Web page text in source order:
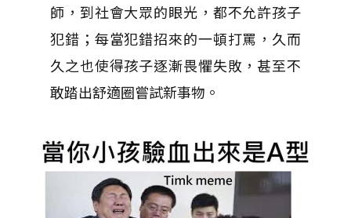
師，到社會大眾的眼光，都不允許孩子
犯錯；每當犯錯招來的一頓打罵，久而
久之也使得孩子逐漸畏懼失敗，甚至不
敢踏出舒適圈嘗試新事物。